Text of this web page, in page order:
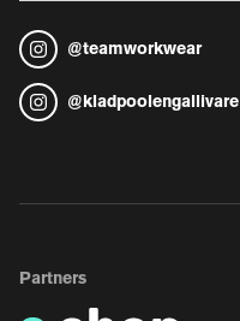
@teamworkwear
@ kladpoolengallivare
Partners